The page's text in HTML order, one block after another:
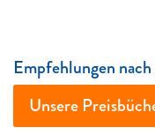
Empfehlungen
Unsere